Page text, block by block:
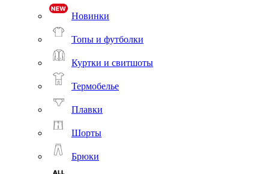
Новинки
Топы и футболки
Куртки и свитшоты
Термобелье
Плавки
Шорты
Брюки